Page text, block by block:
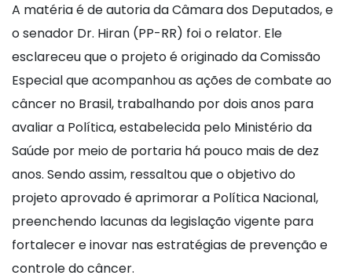
A matéria é de autoria da Câmara dos Deputados, e
o senador Dr. Hiran (PP-RR) foi o relator. Ele
esclareceu que o projeto é originado da Comissão
Especial que acompanhou as ações de combate ao
câncer no Brasil, trabalhando por dois anos para
avaliar a Política, estabelecida pelo Ministério da
Saúde por meio de portaria há pouco mais de dez
anos. Sendo assim, ressaltou que o objetivo do
projeto aprovado é aprimorar a Política Nacional,
preenchendo lacunas da legislação vigente para
fortalecer e inovar nas estratégias de prevenção e
controle do câncer.